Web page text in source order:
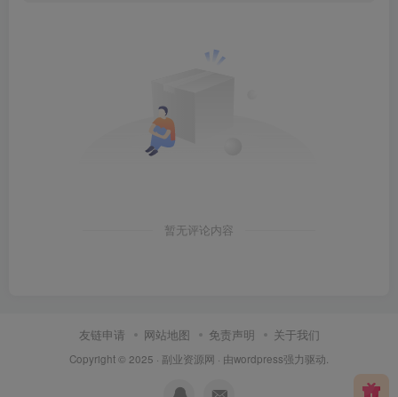
暂无评论内容
友链申请 网站地图 免责声明 关于我们
Copyright © 2025 · 副业资源网 · 由wordpress强力驱动.